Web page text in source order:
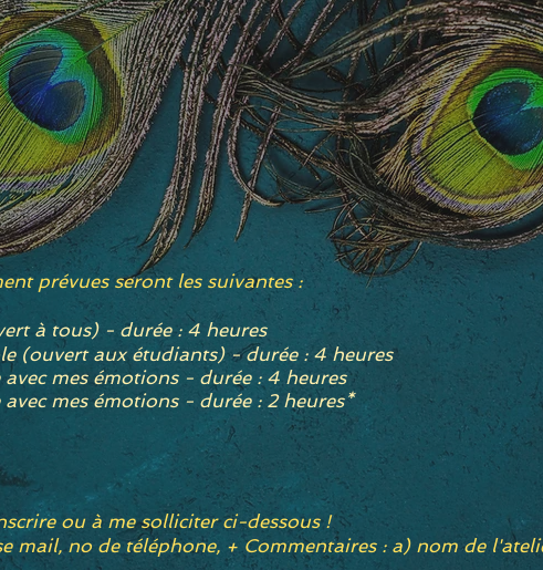
prévues seront les suivantes :
à tous) - durée : 4 heures
(ouvert aux étudiants) - durée : 4 heures
mes émotions - durée : 4 heures
mes émotions - durée : 2 heures*
ou à me solliciter ci-dessous !
mail, no de téléphone, + Commentaires : a) nom de